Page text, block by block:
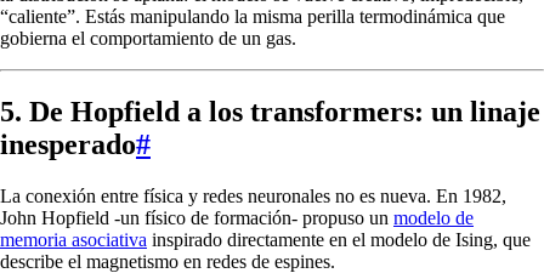
\infty
“caliente”. Estás manipulando la misma perilla termodinámica que
gobierna el comportamiento de un gas.
5. De Hopfield a los transformers: un linaje
inesperado#
La conexión entre física y redes neuronales no es nueva. En 1982,
John Hopfield -un físico de formación- propuso un modelo de
memoria asociativa inspirado directamente en el modelo de Ising, que
describe el magnetismo en redes de espines.